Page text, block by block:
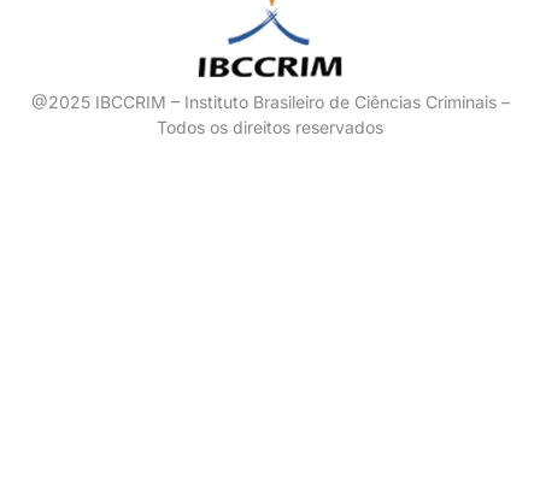
@2025 IBCCRIM – Instituto Brasileiro de Ciências Criminais –
Todos os direitos reservados